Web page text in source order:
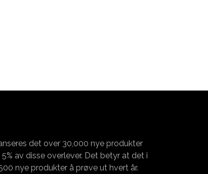
det over 30,000 nye produkter
av disse overlever. Det betyr at det i
nye produkter å prøve ut hvert år.